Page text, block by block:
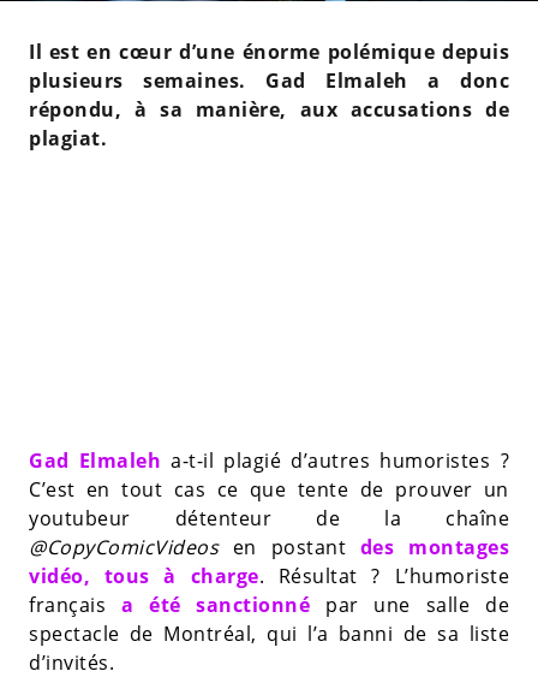
Il est en cœur d’une énorme polémique depuis
plusieurs semaines. Gad Elmaleh a donc
répondu, à sa manière, aux accusations de
plagiat.
Gad Elmaleh a-t-il plagié d’autres humoristes ?
C’est en tout cas ce que tente de prouver un
youtubeur détenteur de la chaîne
@CopyComicVideosen postant des montages
vidéo, tous à charge. Résultat ? L’humoriste
français a été sanctionné par une salle de
spectacle de Montréal, qui l’a banni de sa liste
d’invités.